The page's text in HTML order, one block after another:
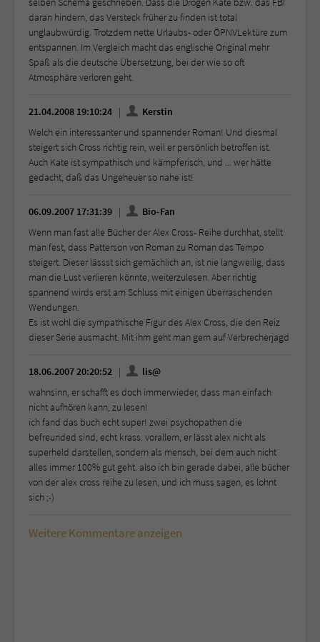
daran hindern, das Versteck früher zu finden ist total
unglaubwürdig. Trotzdem nette Urlaubs- oder ÖPNVLektüre zum
entspannen. Im Vergleich macht das englische Original mehr
Spaß als die deutsche Übersetzung, bei der wie so oft
Atmosphäre verloren geht.
21.04.2008 19:10:24
Kerstin
Welch ein interessanter und spannender Roman! Und diesmal
steigert sich Cross richtig rein, weil er persönlich betroffen ist.
Auch Kate ist sympathisch und kämpferisch, und ... wer hätte
gedacht, daß das Ungeheuer so nahe ist!
06.09.2007 17:31:39
Bio-Fan
Wenn man fast alle Bücher der Alex Cross- Reihe durchhat, stellt
man fest, dass Patterson von Roman zu Roman das Tempo
steigert. Dieser lässst sich gemächlich an, ist nie langweilig, dass
man die Lust verlieren könnte, weiterzulesen. Aber richtig
spannend wirds erst am Schluss mit einigen überraschenden
Wendungen.
Es ist wohl die sympathische Figur des Alex Cross, die den Reiz
dieser Serie ausmacht. Mit ihm geht man gern auf Verbrecherjagd
18.06.2007 20:20:52
lis@
wahnsinn, er schafft es doch immerwieder, dass man einfach
nicht aufhören kann, zu lesen!
ich fand das buch echt super! zwei psychopathen die
befreunded sind, echt krass. vorallem, er lässt alex nicht als
superheld darstellen, sondern als mensch, bei dem auch nicht
alles immer 100% gut geht. also ich bin gerade dabei, alle bücher
von der alex cross reihe zu lesen, und ich muss sagen, es lohnt
sich ;-)
Weitere Kommentare anzeigen